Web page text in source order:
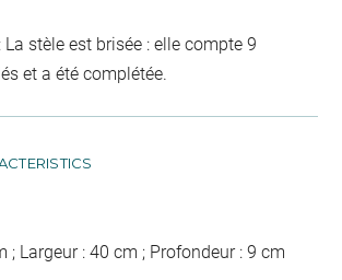
La stèle est brisée : elle compte 9
et a été complétée.
; Largeur : 40 cm ; Profondeur : 9 cm